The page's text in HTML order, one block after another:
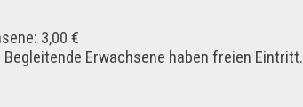
3,00 €
Begleitende Erwachsene haben freien Eintritt.